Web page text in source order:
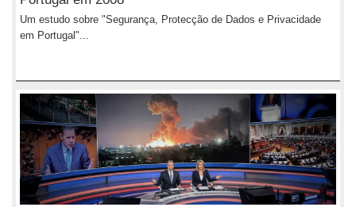
Um estudo sobre "Segurança, Protecção de Dados e Privacidade
em Portugal"...